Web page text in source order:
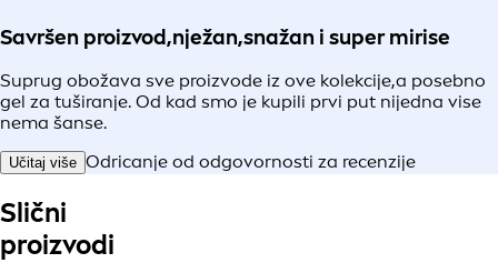
Savršen proizvod,nježan,snažan i super mirise
Suprug obožava sve proizvode iz ove kolekcije,a posebno
gel za tuširanje. Od kad smo je kupili prvi put nijedna vise
nema šanse.
Učitaj više Odricanje od odgovornosti za recenzije
Slični
proizvodi